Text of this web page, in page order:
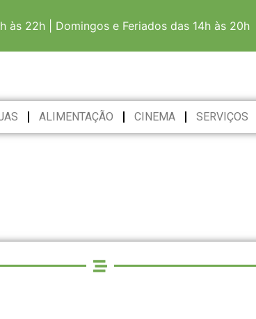
às 22h | Domingos e Feriados das 14h às 20h
ALIMENTAÇÃO CINEMA SERVIÇOS